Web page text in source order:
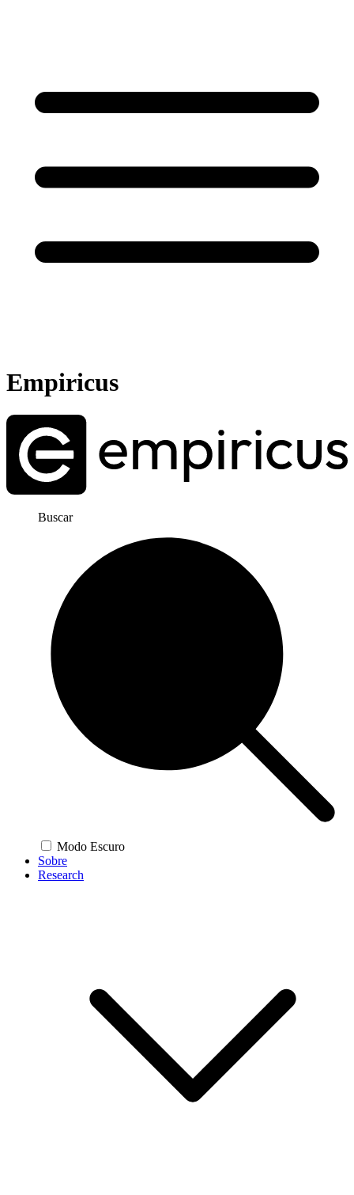
Empiricus
Buscar
Modo Escuro
Sobre
Research